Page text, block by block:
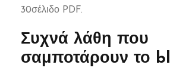
30σέλιδο PDF.
Συχνά λάθη που
σαμποτάρουν το